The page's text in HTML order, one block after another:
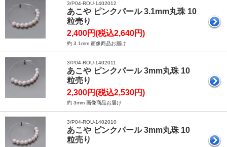
3/P04-ROU-1402012
あこや ピンクパール 3.1mm丸珠 10
粒売り
2,400円(税込2,640円)
約 3.1mm 画像商品お届け
3/P04-ROU-1402011
あこや ピンクパール 3mm丸珠 10
粒売り
2,300円(税込2,530円)
約 3mm 画像商品お届け
3/P04-ROU-1402010
あこや ピンクパール 3mm丸珠 10
粒売り